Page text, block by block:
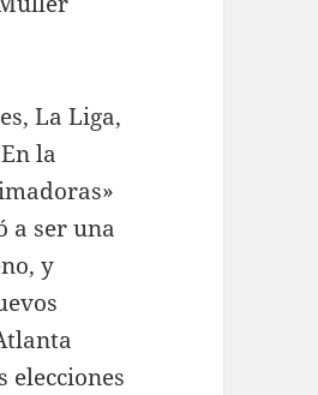
La Liga,
la
a ser una
y
elecciones